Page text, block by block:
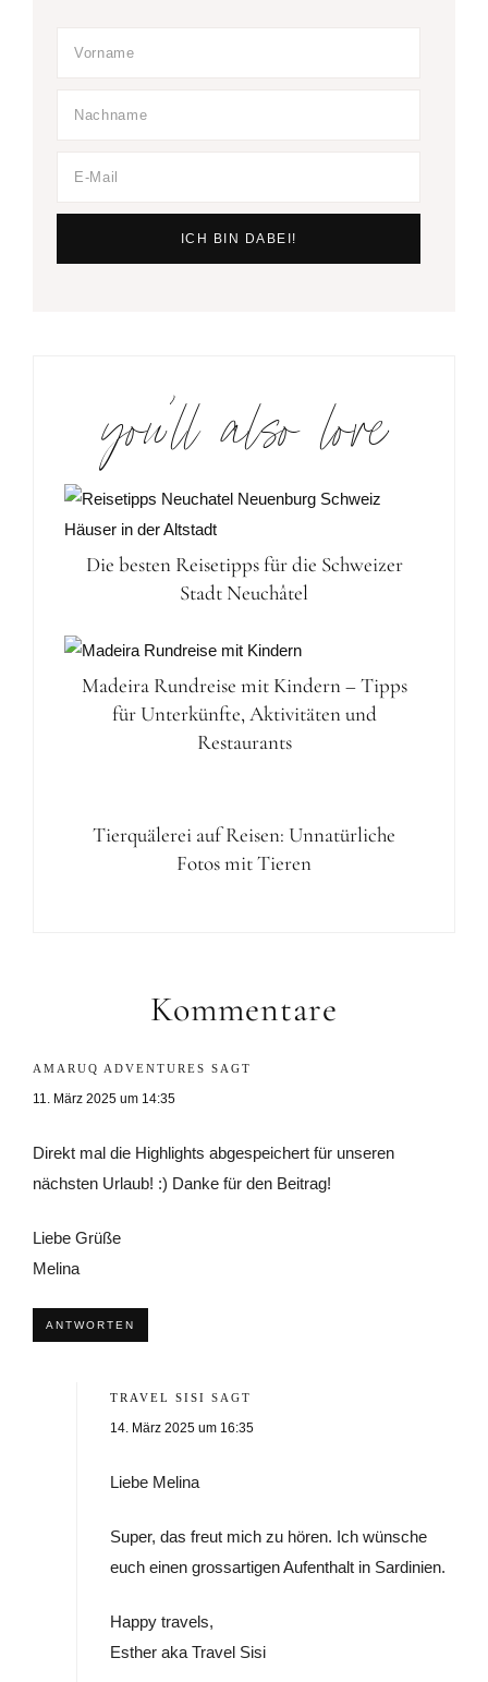
you’ll also love
Die besten Reisetipps für die Schweizer
Stadt Neuchâtel
Madeira Rundreise mit Kindern – Tipps
für Unterkünfte, Aktivitäten und
Restaurants
Tierquälerei auf Reisen: Unnatürliche
Fotos mit Tieren
InteraktionenKommentare
AMARUQ ADVENTURES SAGT
11. März 2025 um 14:35
Direkt mal die Highlights abgespeichert für unseren
nächsten Urlaub! :) Danke für den Beitrag!
Liebe Grüße
Melina
ANTWORTEN
TRAVEL SISI SAGT
14. März 2025 um 16:35
Liebe Melina
Super, das freut mich zu hören. Ich wünsche
euch einen grossartigen Aufenthalt in Sardinien.
Happy travels,
Esther aka Travel Sisi